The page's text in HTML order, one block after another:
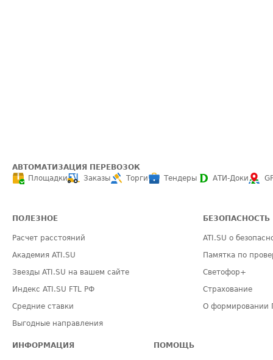
АВТОМАТИЗАЦИЯ ПЕРЕВОЗОК
Площадки
Заказы Торги Тендеры АТИ-Доки
ПОЛЕЗНОЕ
Расчет расстояний
Академия ATI.SU
Звезды ATI.SU на вашем сайте
Индекс ATI.SU FTL РФ
Средние ставки
Выгодные направления
БЕЗОПАСНОСТЬ
ATI.SU о
Памятка по
Светофор+
Страхование
О формировании
ИНФОРМАЦИЯ ПОМОЩЬ